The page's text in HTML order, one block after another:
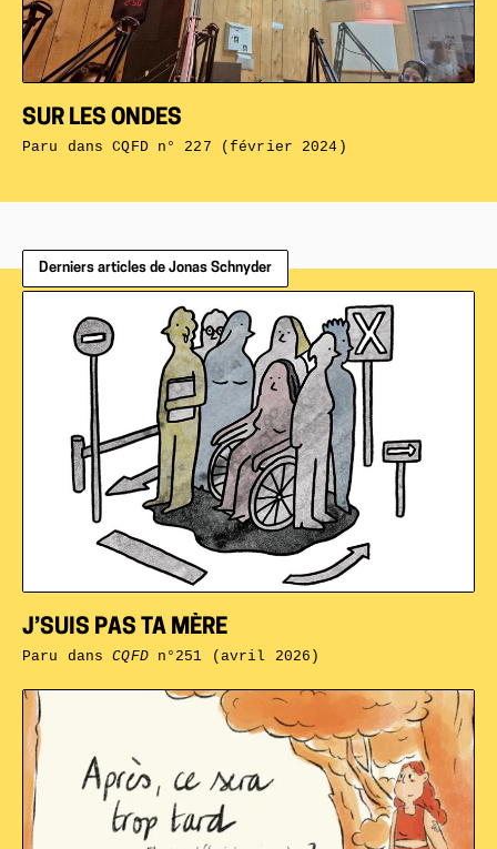
SUR LES ONDES
Paru dansCQFD n° 227 (février 2024)
Derniers articles de Jonas Schnyder
J’SUIS PAS TA MÈRE
Paru dansCQFDn°251 (avril 2026)